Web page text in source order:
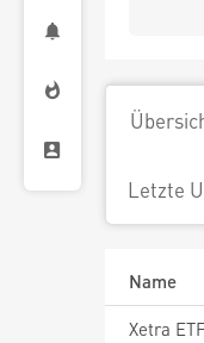
Letzte
Name
Xetra